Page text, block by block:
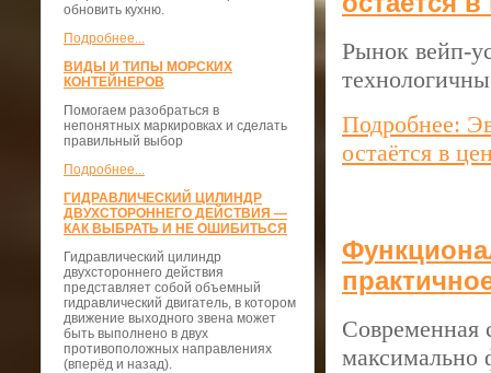
обновить кухню.
Подробнее...
ВИДЫ И ТИПЫ МОРСКИХ
КОНТЕЙНЕРОВ
Помогаем разобраться в
непонятных маркировках и сделать
правильный выбор
Подробнее...
ГИДРАВЛИЧЕСКИЙ ЦИЛИНДР
ДВУХСТОРОННЕГО ДЕЙСТВИЯ —
КАК ВЫБРАТЬ И НЕ ОШИБИТЬСЯ
Гидравлический цилиндр
двухстороннего действия
представляет собой объемный
гидравлический двигатель, в котором
движение выходного звена может
быть выполнено в двух
противоположных направлениях
(вперёд и назад).
Рынок вейп-
Подробнее:
остаётся в
Современная
максимально